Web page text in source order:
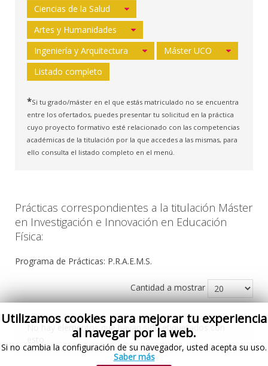
Ciencias de la Salud
Artes y Humanidades
Ingeniería y Arquitectura
Máster UCO
Listado completo
*Si tu grado/máster en el que estás matriculado no se encuentra
entre los ofertados, puedes presentar tu solicitud en la práctica
cuyo proyecto formativo esté relacionado con las competencias
académicas de la titulación por la que accedes a las mismas, para
ello consulta el listado completo en el menú.
Prácticas correspondientes a la titulación Máster
en Investigación e Innovación en Educación
Física:
Programa de Prácticas: P.R.A.E.M.S.
Cantidad a mostrar
No hay elementos que hayan sido etiquetados con
Utilizamos cookies para mejorar tu experiencia
al navegar por la web.
Si no cambia la configuración de su navegador, usted acepta su uso.
Saber más